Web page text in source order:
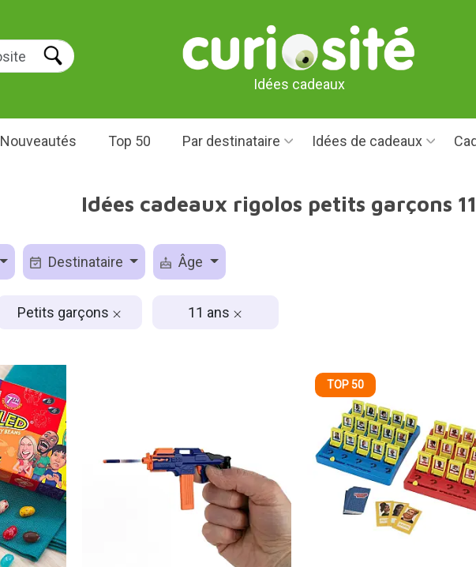
Idées cadeaux
Nouveautés Top 50 Par destinataire Idées de cadeaux
Idées cadeaux rigolos petits garçons
Destinataire Âge
Petits garçons 11 ans
TOP 50